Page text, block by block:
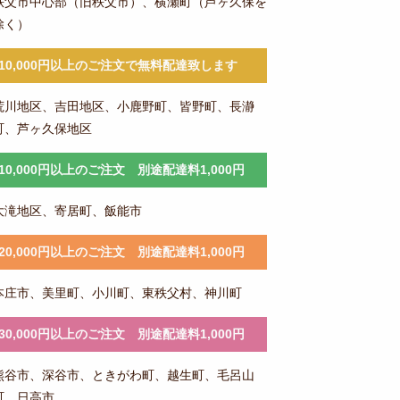
）
円以上のご注文で無料配達致します
川地区、吉田地区、小鹿野町、皆野町、長瀞
、芦ヶ久保地区
円以上のご注文 別途配達料1,000円
滝地区、寄居町、飯能市
円以上のご注文 別途配達料1,000円
庄市、美里町、小川町、東秩父村、神川町
円以上のご注文 別途配達料1,000円
谷市、深谷市、ときがわ町、越生町、毛呂山
、日高市